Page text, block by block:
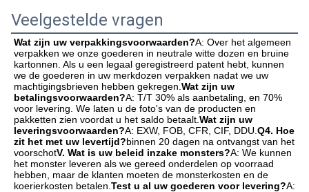
Veelgestelde vragen
Wat zijn uw verpakkingsvoorwaarden?A: Over het algemeen
verpakken we onze goederen in neutrale witte dozen en bruine
kartonnen. Als u een legaal geregistreerd patent hebt, kunnen
we de goederen in uw merkdozen verpakken nadat we uw
machtigingsbrieven hebben gekregen. Wat zijn uw
betalingsvoorwaarden?A: T/T 30% als aanbetaling, en 70%
voor levering. We laten u de foto's van de producten en
pakketten zien voordat u het saldo betaalt. Wat zijn uw
leveringsvoorwaarden?A: EXW, FOB, CFR, CIF, DDU. Q4. Hoe
zit het met uw levertijd?binnen 20 dagen na ontvangst van het
voorschotV. Wat is uw beleid inzake monsters?A: We kunnen
het monster leveren als we gereed onderdelen op voorraad
hebben, maar de klanten moeten de monsterkosten en de
koerierkosten betalen. Test u al uw goederen voor levering?A: